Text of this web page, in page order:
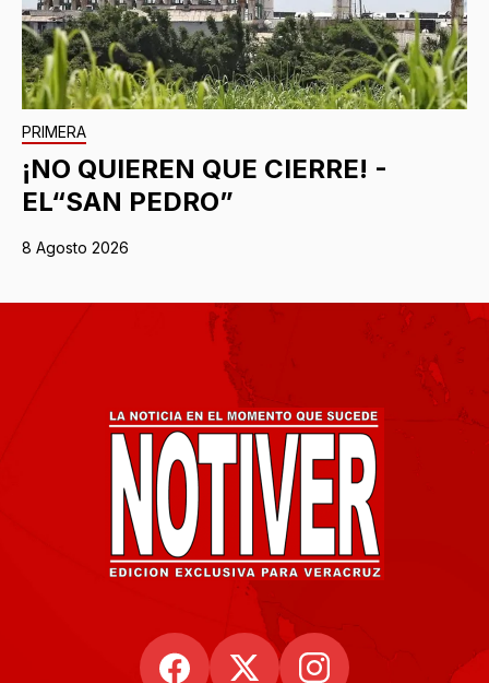
PRIMERA
¡NO QUIEREN QUE CIERRE! -
EL“SAN PEDRO”
8 Agosto 2026